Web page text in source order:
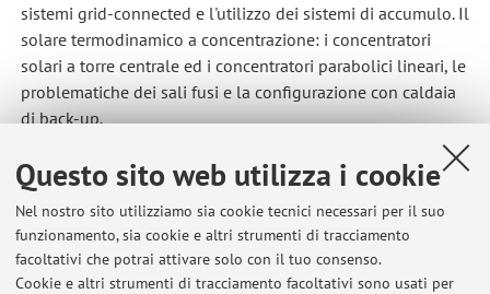
Questo sito web utilizza i cookie
Nel nostro sito utilizziamo sia cookie tecnici necessari per il suo
funzionamento, sia cookie e altri strumenti di tracciamento
facoltativi che potrai attivare solo con il tuo consenso.
Cookie e altri strumenti di tracciamento facoltativi sono usati per
sistemi grid-connected e l'utilizzo dei sistemi di accumulo. Il
solare termodinamico a concentrazione: i concentratori
solari a torre centrale ed i concentratori parabolici lineari, le
problematiche dei sali fusi e la configurazione con caldaia
di back-up.
componenti base di un sistema solare termico. IL ruolo
dell'accumulo. Pannelli solari termici piani e con tubi
sottovuoto: applicazioni, vantaggi e differenze. Calcolo
dell'energia primaria e delle emissioni di co2 per soddisfare
il fabbisogno termico annuale in tre diversi casi: solare